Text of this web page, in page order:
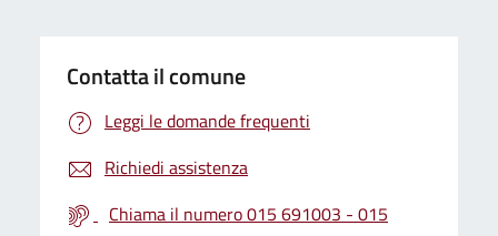
Contatta il comune
Leggi le domande frequenti
Richiedi assistenza
Chiama il numero 015 691003 - 015